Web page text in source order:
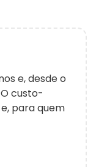
e, desde o
custo-
para quem